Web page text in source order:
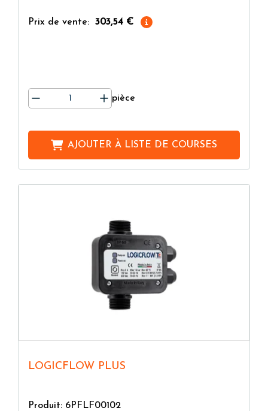
Prix de vente: 303,54 €
pièce
AJOUTER À LISTE DE COURSES
LOGICFLOW PLUS
Produit: 6PFLF00102